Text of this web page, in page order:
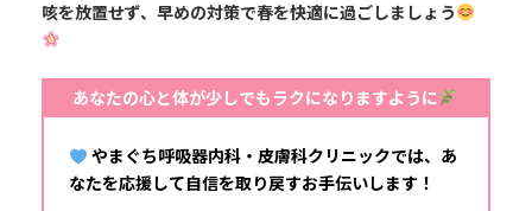
咳を放置せず、早めの対策で春を快適に過ごしましょう
あなたの心と体が少しでもラクになりますように
やまぐち呼吸器内科・皮膚科クリニックでは、あ
なたを応援して自信を取り戻すお手伝いします！